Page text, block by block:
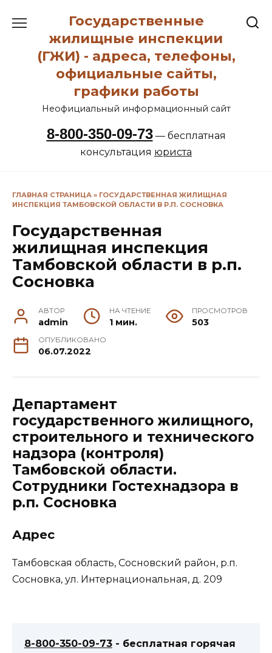
содержанию
Государственные
жилищные инспекции
(ГЖИ) - адреса, телефоны,
официальные сайты,
графики работы
Неофициальный информационный сайт
8-800-350-09-73— бесплатная
консультация юриста
ГЛАВНАЯ СТРАНИЦА » ГОСУДАРСТВЕННАЯ ЖИЛИЩНАЯ
ИНСПЕКЦИЯ ТАМБОВСКОЙ ОБЛАСТИ В Р.П. СОСНОВКА
Государственная
жилищная инспекция
Тамбовской области в р.п.
Сосновка
АВТОР
admin
НА ЧТЕНИЕ
1 мин.
ПРОСМОТРОВ
503
ОПУБЛИКОВАНО
06.07.2022
Департамент
государственного жилищного,
строительного и технического
надзора (контроля)
Тамбовской области.
Сотрудники Гостехнадзора в
р.п. Сосновка
Адрес
Тамбовская область, Сосновский район, р.п.
Сосновка, ул. Интернациональная, д. 209
8-800-350-09-73 - бесплатная горячая